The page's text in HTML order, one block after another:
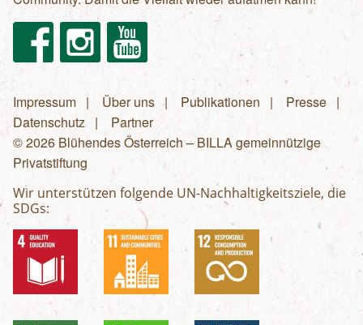
FacebookInstagram Youtube
Fußzeilenmenü
Impressum Über uns Publikationen
Presse
Datenschutz
Partner
© 2026 Blühendes Österreich – BILLA gemeinnützige
Privatstiftung
Wir unterstützen folgende UN-Nachhaltigkeitsziele, die
SDGs: